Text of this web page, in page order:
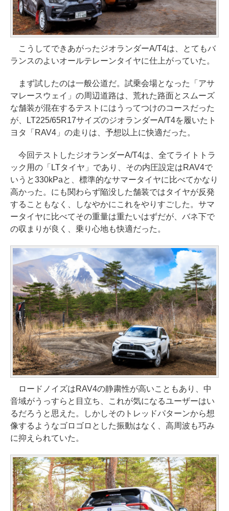
こうしてできあがったジオランダーA/T4は、とてもバ
ランスのよいオールテレーンタイヤに仕上がっていた。
まず試したのは一般公道だ。試乗会場となった「アサ
マレースウェイ」の周辺道路は、荒れた路面とスムーズ
な舗装が混在するテストにはうってつけのコースだった
が、LT225/65R17サイズのジオランダーA/T4を履いたト
ヨタ「RAV4」の走りは、予想以上に快適だった。
今回テストしたジオランダーA/T4は、全てライトトラ
ック用の「LTタイヤ」であり、その内圧設定はRAV4で
いうと330kPaと、標準的なサマータイヤに比べてかなり
高かった。にも関わらず陥没した舗装ではタイヤが反発
することもなく、しなやかにこれをやりすごした。サマ
ータイヤに比べてその重量は重たいはずだが、バネ下で
の収まりが良く、乗り心地も快適だった。
ロードノイズはRAV4の静粛性が高いこともあり、中
音域がうっすらと目立ち、これが気になるユーザーはい
るだろうと思えた。しかしそのトレッドパターンから想
像するようなゴロゴロとした振動はなく、高周波も巧み
に抑えられていた。